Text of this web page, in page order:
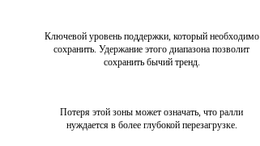
Ключевой уровень поддержки, который необходимо
сохранить. Удержание этого диапазона позволит
сохранить бычий тренд.
Потеря этой зоны может означать, что ралли
нуждается в более глубокой перезагрузке.